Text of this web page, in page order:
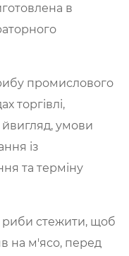
в
промислового
торгівлі,
йвигляд, умови
із
та терміну
риби стежити, щоб
на м'ясо, перед